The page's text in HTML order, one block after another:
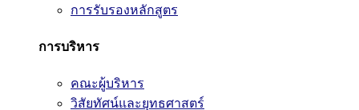
การรับรองหลักสูตร
การบริหาร
คณะผู้บริหาร
วิสัยทัศน์และยุทธศาสตร์